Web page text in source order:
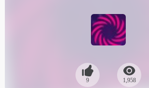
9 1,958